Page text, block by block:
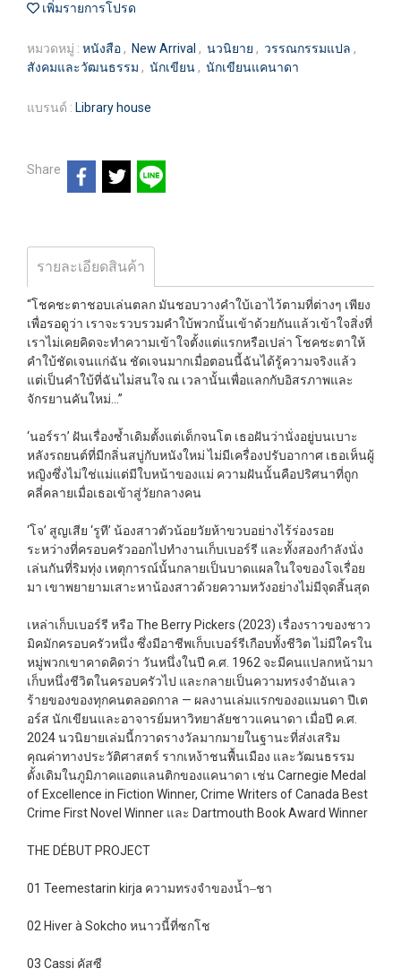
เพิ่มรายการโปรด
หมวดหมู่ : หนังสือ , New Arrival , นวนิยาย , วรรณกรรมแปล ,
สังคมและวัฒนธรรม , นักเขียน , นักเขียนแคนาดา
แบรนด์ : Library house
Share
รายละเอียดสินค้า
“โชคชะตาชอบเล่นตลก มันชอบวางคำใบ้เอาไว้ตามที่ต่างๆ เพียง
เพื่อรอดูว่า เราจะรวบรวมคำใบ้พวกนั้นเข้าด้วยกันแล้วเข้าใจสิ่งที่
เราไม่เคยคิดจะทำความเข้าใจตั้งแต่แรกหรือเปล่า โชคชะตาให้
คำใบ้ชัดเจนแก่ฉัน ชัดเจนมากเมื่อตอนนี้ฉันได้รู้ความจริงแล้ว
แต่เป็นคำใบ้ที่ฉันไม่สนใจ ณ เวลานั้นเพื่อแลกกับอิสรภาพและ
จักรยานคันใหม่…”
‘นอร์รา’ ฝันเรื่องซ้ำเดิมตั้งแต่เด็กจนโต เธอฝันว่านั่งอยู่บนเบาะ
หลังรถยนต์ที่มีกลิ่นสบู่กับหนังใหม่ ไม่มีเครื่องปรับอากาศ เธอเห็นผู้
หญิงซึ่งไม่ใช่แม่แต่มีใบหน้าของแม่ ความฝันนั้นคือปริศนาที่ถูก
คลี่คลายเมื่อเธอเข้าสู่วัยกลางคน
‘โจ’ สูญเสีย ‘รูที’ น้องสาวตัวน้อยวัยห้าขวบอย่างไร้ร่องรอย
ระหว่างที่ครอบครัวออกไปทำงานเก็บเบอร์รี และทั้งสองกำลังนั่ง
เล่นกันที่ริมทุ่ง เหตุการณ์นั้นกลายเป็นบาดแผลในใจของโจเรื่อย
มา เขาพยายามเสาะหาน้องสาวด้วยความหวังอย่างไม่มีจุดสิ้นสุด
เหล่าเก็บเบอร์รี หรือ The Berry Pickers (2023) เรื่องราวของชาว
มิคมักครอบครัวหนึ่ง ซึ่งมีอาชีพเก็บเบอร์รีเกือบทั้งชีวิต ไม่มีใครใน
หมู่พวกเขาคาดคิดว่า วันหนึ่งในปี ค.ศ. 1962 จะมีคนแปลกหน้ามา
เก็บหนึ่งชีวิตในครอบครัวไป และกลายเป็นความทรงจำอันเลว
ร้ายของของทุกคนตลอดกาล — ผลงานเล่มแรกของอแมนดา ปีเต
อร์ส นักเขียนและอาจารย์มหาวิทยาลัยชาวแคนาดา เมื่อปี ค.ศ.
2024 นวนิยายเล่มนี้กวาดรางวัลมากมายในฐานะที่ส่งเสริม
คุณค่าทางประวัติศาสตร์ รากเหง้าชนพื้นเมือง และวัฒนธรรม
ดั้งเดิมในภูมิภาคแอตแลนติกของแคนาดา เช่น Carnegie Medal
of Excellence in Fiction Winner, Crime Writers of Canada Best
Crime First Novel Winner และ Dartmouth Book Award Winner
THE DÉBUT PROJECT
01 Teemestarin kirja ความทรงจำของน้ำ‒ชา
02 Hiver à Sokcho หนาวนี้ที่ซกโช
03 Cassi คัสซี